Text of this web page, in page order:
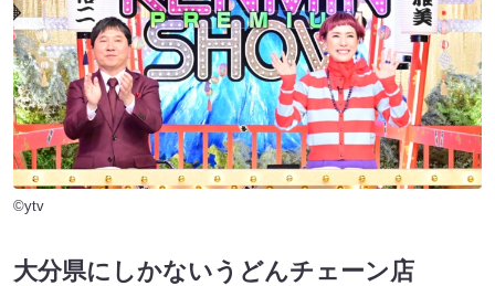
©ytv
大分県にしかないうどんチェーン店